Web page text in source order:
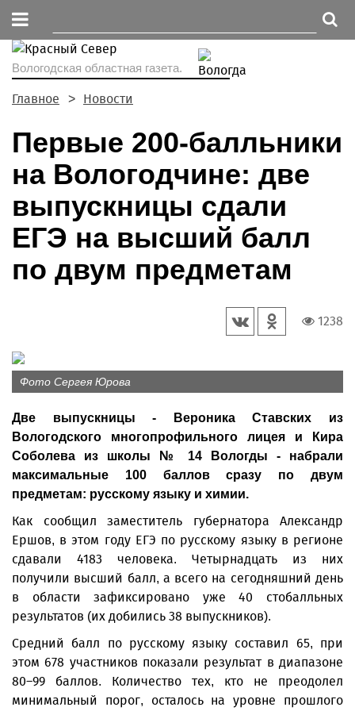
Вологодская областная газета.
Главное Новости
Первые 200-балльники
на Вологодчине: две
выпускницы сдали
ЕГЭ на высший балл
по двум предметам
1238
Фото Сергея Юрова
Две выпускницы - Вероника Ставских из
Вологодского многопрофильного лицея и Кира
Соболева из школы № 14 Вологды - набрали
максимальные 100 баллов сразу по двум
предметам: русскому языку и химии.
Как сообщил заместитель губернатора Александр
Ершов, в этом году ЕГЭ по русскому языку в регионе
сдавали 4183 человека. Четырнадцать из них
получили высший балл, а всего на сегодняшний день
в области зафиксировано уже 40 стобалльных
результатов (их добились 38 выпускников).
Средний балл по русскому языку составил 65, при
этом 678 участников показали результат в диапазоне
80–99 баллов. Количество тех, кто не преодолел
минимальный порог, осталось на уровне прошлого